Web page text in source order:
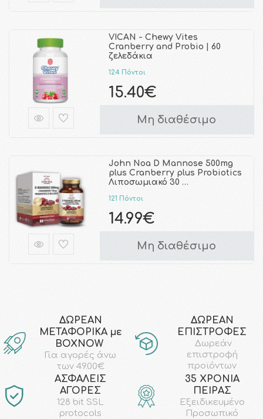
VICAN - Chewy Vites
Cranberry and Probio | 60
ζελεδάκια
124 Πόντοι
15.40€
Μη διαθέσιμο
John Noa D Mannose 500mg
plus Cranberry plus Probiotics
Λιποσωμιακό 30 …
121 Πόντοι
14.99€
Μη διαθέσιμο
ΔΩΡΕΑΝ
ΜΕΤΑΦΟΡΙΚΑ με
ΒΟΧΝΟW
Για αγορές άνω
των 49.00€
ΔΩΡΕΑΝ
ΕΠΙΣΤΡΟΦΕΣ
Δωρεάν
επιστροφή
προϊόντων
AΣΦΑΛΕΙΣ
ΑΓΟΡΕΣ
128 bit SSL
protocols
35 ΧΡΟΝΙΑ
ΠΕΙΡΑΣ
Εξειδικευμένο
Προσωπικό